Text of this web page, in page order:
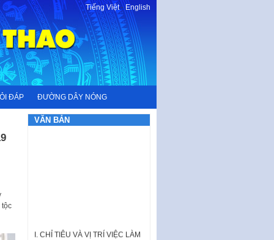
Tiếng Việt-English
ĐÁP ĐƯỜNG DÂY NÓNG
tộc
VĂN BẢN
TUYỂN DỤNG LAO ĐỘNG HỢP